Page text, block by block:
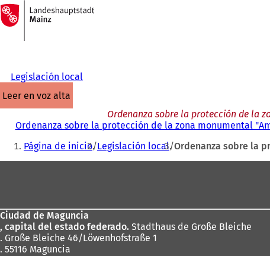
Saltar al contenido
A
la
página
Legislación local
leer en voz alta
Ordenanza sobre la protección de la
Ordenanza sobre la protección de la zona monumental
Estás
aquí:
Página de inicio Legislación local Ordenanza sobre la
pies
Ciudad de Maguncia
, capital del estado federado. Stadthaus de Große Bleiche
. Große Bleiche 46/Löwenhofstraße 1
. 55116 Maguncia